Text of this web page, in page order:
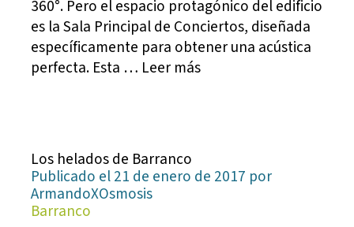
360°. Pero el espacio protagónico del edificio
es la Sala Principal de Conciertos, diseñada
específicamente para obtener una acústica
perfecta. Esta … Leer más
Los helados de Barranco
Publicado el 21 de enero de 2017 por
ArmandoXOsmosis
Barranco